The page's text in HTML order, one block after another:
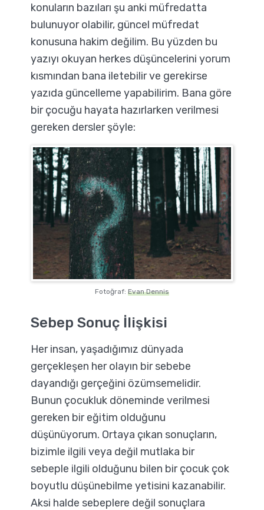
konuların bazıları şu anki müfredatta
bulunuyor olabilir, güncel müfredat
konusuna hakim değilim. Bu yüzden bu
yazıyı okuyan herkes düşüncelerini yorum
kısmından bana iletebilir ve gerekirse
yazıda güncelleme yapabilirim. Bana göre
bir çocuğu hayata hazırlarken verilmesi
gereken dersler şöyle:
Fotoğraf: Evan Dennis
Sebep Sonuç İlişkisi
Her insan, yaşadığımız dünyada
gerçekleşen her olayın bir sebebe
dayandığı gerçeğini özümsemelidir.
Bunun çocukluk döneminde verilmesi
gereken bir eğitim olduğunu
düşünüyorum. Ortaya çıkan sonuçların,
bizimle ilgili veya değil mutlaka bir
sebeple ilgili olduğunu bilen bir çocuk çok
boyutlu düşünebilme yetisini kazanabilir.
Aksi halde sebeplere değil sonuçlara